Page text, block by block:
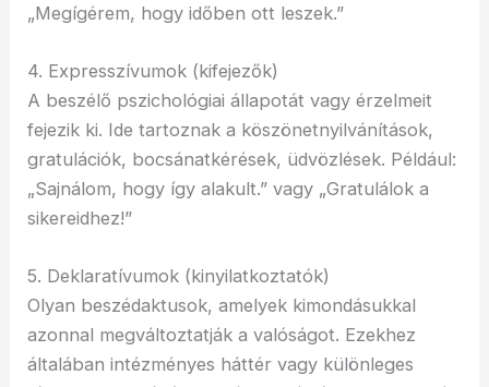
„Megígérem, hogy időben ott leszek.”
4. Expresszívumok (kifejezők)
A beszélő pszichológiai állapotát vagy érzelmeit
fejezik ki. Ide tartoznak a köszönetnyilvánítások,
gratulációk, bocsánatkérések, üdvözlések. Például:
„Sajnálom, hogy így alakult.” vagy „Gratulálok a
sikereidhez!”
5. Deklaratívumok (kinyilatkoztatók)
Olyan beszédaktusok, amelyek kimondásukkal
azonnal megváltoztatják a valóságot. Ezekhez
általában intézményes háttér vagy különleges